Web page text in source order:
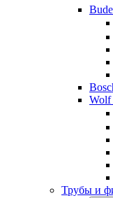
Wolf
Трубы и